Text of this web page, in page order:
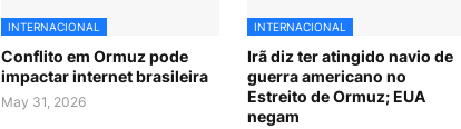
INTERNACIONAL
Conflito em Ormuz pode
impactar internet brasileira
May 31, 2026
INTERNACIONAL
Irã diz ter atingido navio de
guerra americano no
Estreito de Ormuz; EUA
negam